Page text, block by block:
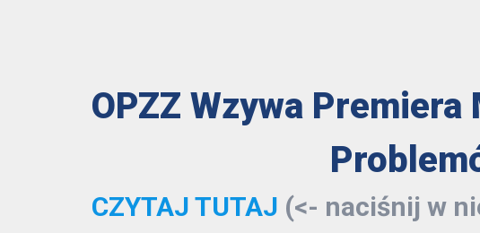
OPZZ Wzywa
CZYTAJ TUTAJ (<- naciśnij w